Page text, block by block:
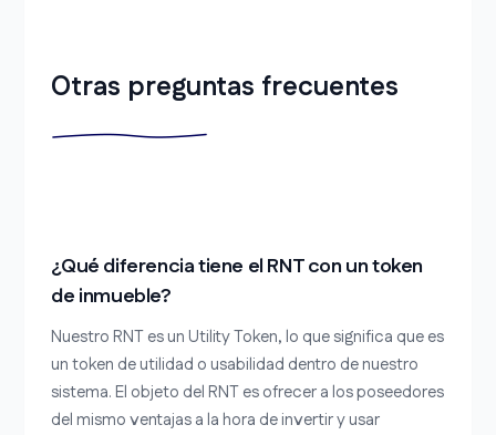
Otras preguntas frecuentes
¿Qué diferencia tiene el RNT con un token
de inmueble?
Nuestro RNT es un Utility Token, lo que significa que es
un token de utilidad o usabilidad dentro de nuestro
sistema. El objeto del RNT es ofrecer a los poseedores
del mismo ventajas a la hora de invertir y usar